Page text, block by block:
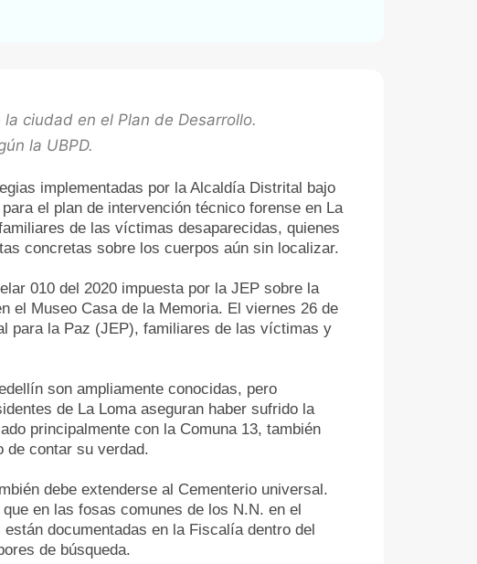
ciudad en el Plan de Desarrollo.
la UBPD.
implementadas por la Alcaldía Distrital bajo
el plan de intervención técnico forense en La
de las víctimas desaparecidas, quienes
concretas sobre los cuerpos aún sin localizar.
010 del 2020 impuesta por la JEP sobre la
el Museo Casa de la Memoria. El viernes 26 de
para la Paz (JEP), familiares de las víctimas y
son ampliamente conocidas, pero
de La Loma aseguran haber sufrido la
principalmente con la Comuna 13, también
de contar su verdad.
debe extenderse al Cementerio universal.
en las fosas comunes de los N.N. en el
documentadas en la Fiscalía dentro del
de búsqueda.